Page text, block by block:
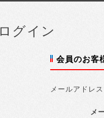
ログイン
会員のお客
メールアドレ
メ